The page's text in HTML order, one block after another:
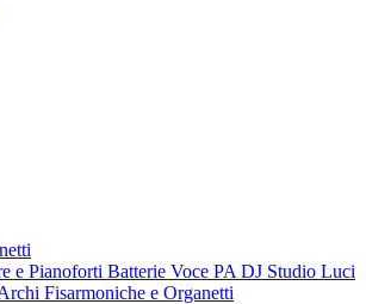
e Pianoforti Batterie Voce PA DJ Studio Luci
Fisarmoniche e Organetti